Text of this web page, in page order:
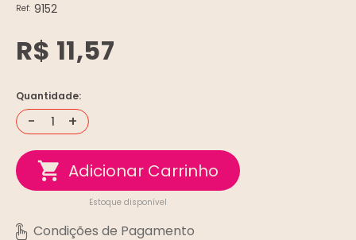
Ref: 9152
R$ 11,57
Quantidade:
- +
Estoque disponível